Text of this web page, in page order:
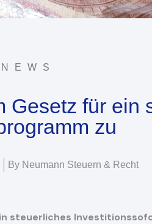
NEWS
Gesetz für ein
zu
By Neumann Steuern & Recht
steuerliches